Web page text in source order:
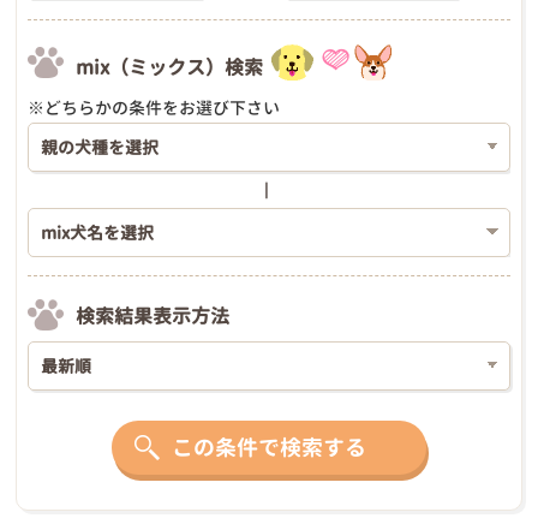
mix（ミックス）検索
※どちらかの条件をお選び下さい
検索結果表示方法
この条件で検索する